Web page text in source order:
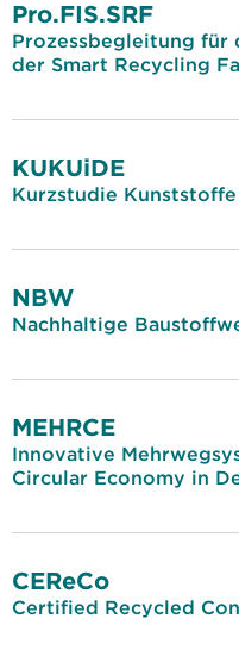
Pro.FIS.SRF
Prozessbegleitung für
der Smart Recycling
KUKUiDE
Kurzstudie
NBW
Nachhaltige
MEHRCE
Innovative
Circular Economy in
CEReCo
Certified Recycled